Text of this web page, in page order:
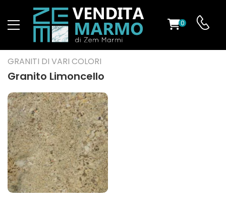
0
GRANITI DI VARI COLORI
Granito Limoncello